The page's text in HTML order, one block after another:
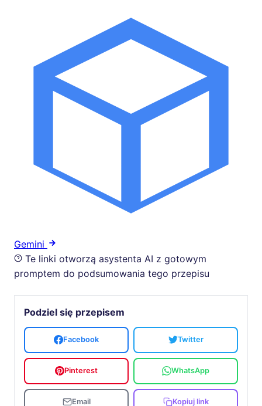
Gemini
Te linki otworzą asystenta AI z gotowym
promptem do podsumowania tego przepisu
Podziel się przepisem
Facebook Twitter
Pinterest WhatsApp
Email Kopiuj link